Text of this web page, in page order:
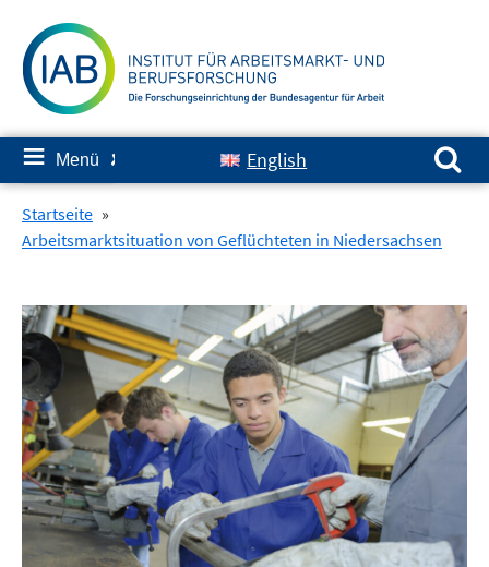
zum
Inhalt
≡ Menü ✘ English
Suchen nach:
Startseite »
Arbeitsmarktsituation von Geflüchteten in Niedersachsen